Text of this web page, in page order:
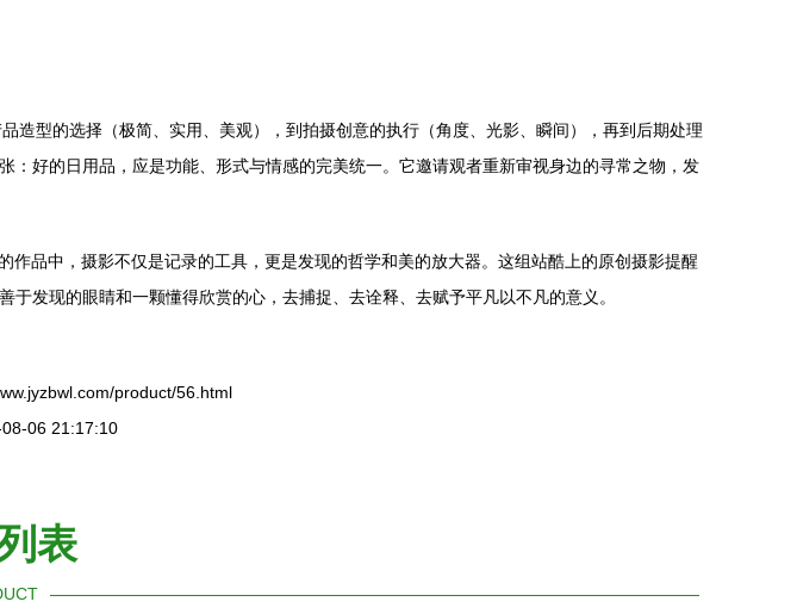
型的选择（极简、实用、美观），到拍摄创意的执行（角度、光影、瞬间），再到后期处理
好的日用品，应是功能、形式与情感的完美统一。它邀请观者重新审视身边的寻常之物，发
品中，摄影不仅是记录的工具，更是发现的哲学和美的放大器。这组站酷上的原创摄影提醒
发现的眼睛和一颗懂得欣赏的心，去捕捉、去诠释、去赋予平凡以不凡的意义。
product/56.html
06 21:17:10
表